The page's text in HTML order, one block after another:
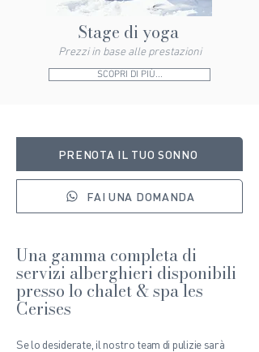
Stage di yoga
Prezzi in base alle prestazioni
SCOPRI DI PIÙ...
PRENOTA IL TUO SONNO
FAI UNA DOMANDA
Una gamma completa di
servizi alberghieri disponibili
presso lo chalet & spa les
Cerises
Se lo desiderate, il nostro team di pulizie sarà